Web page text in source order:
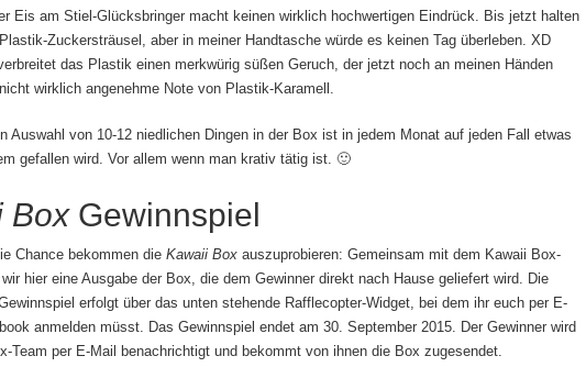
Eis am Stiel-Glücksbringer macht keinen wirklich hochwertigen Eindrück. Bis jetzt halten
Zuckersträusel, aber in meiner Handtasche würde es keinen Tag überleben. XD
das Plastik einen merkwürig süßen Geruch, der jetzt noch an meinen Händen
wirklich angenehme Note von Plastik-Karamell.
Auswahl von 10-12 niedlichen Dingen in der Box ist in jedem Monat auf jeden Fall etwas
gefallen wird. Vor allem wenn man krativ tätig ist. 🙂
BoxGewinnspiel
Chance bekommen die Kawaii Boxauszuprobieren: Gemeinsam mit dem Kawaii Box-
hier eine Ausgabe der Box, die dem Gewinner direkt nach Hause geliefert wird. Die
erfolgt über das unten stehende Rafflecopter-Widget, bei dem ihr euch per E-
anmelden müsst. Das Gewinnspiel endet am 30. September 2015. Der Gewinner wird
Team per E-Mail benachrichtigt und bekommt von ihnen die Box zugesendet.